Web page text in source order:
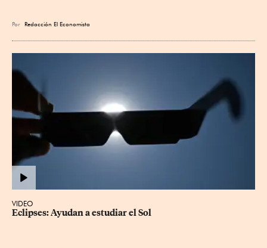
Por Redacción El Economista
VIDEO
Eclipses: Ayudan a estudiar el Sol